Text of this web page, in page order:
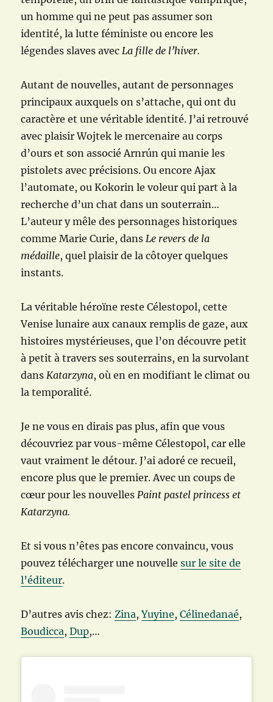
un homme qui ne peut pas assumer son
identité, la lutte féministe ou encore les
légendes slaves avecLa fille de l’hiver.
Autant de nouvelles, autant de personnages
principaux auxquels on s’attache, qui ont du
caractère et une véritable identité. J’ai retrouvé
avec plaisir Wojtek le mercenaire au corps
d’ours et son associé Arnrún qui manie les
pistolets avec précisions. Ou encore Ajax
l’automate, ou Kokorin le voleur qui part à la
recherche d’un chat dans un souterrain…
L’auteur y mêle des personnages historiques
comme Marie Curie, dansLe revers de la
médaille, quel plaisir de la côtoyer quelques
instants.
La véritable héroïne reste Célestopol, cette
Venise lunaire aux canaux remplis de gaze, aux
histoires mystérieuses, que l’on découvre petit
à petit à travers ses souterrains, en la survolant
dansKatarzyna, où en en modifiant le climat ou
la temporalité.
Je ne vous en dirais pas plus, afin que vous
découvriez par vous-même Célestopol, car elle
vaut vraiment le détour. J’ai adoré ce recueil,
encore plus que le premier. Avec un coups de
cœur pour les nouvellesPaint pastel princess et
Katarzyna.
Et si vous n’êtes pas encore convaincu, vous
pouvez télécharger une nouvellesur le site de
l’éditeur.
D’autres avis chez:Zina,Yuyine,Célinedanaé,
Boudicca,Dup,…